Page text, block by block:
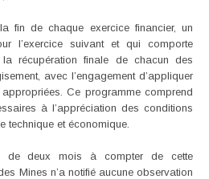
fin de chaque exercice financier, un
l’exercice suivant et qui comporte
récupération finale de chacun des
avec l’engagement d’appliquer
Ce programme comprend
à l’appréciation des conditions
technique et économique.
de deux mois à compter de cette
Mines n’a notifié aucune observation